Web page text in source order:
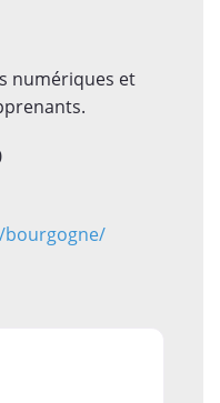
numériques et